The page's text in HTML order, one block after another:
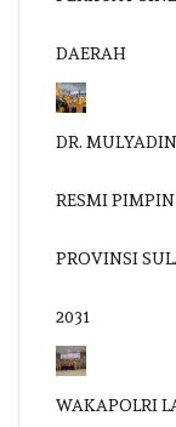
DAERAH
DR.
RESMI
PROVINSI
2031
WAKAPOLRI